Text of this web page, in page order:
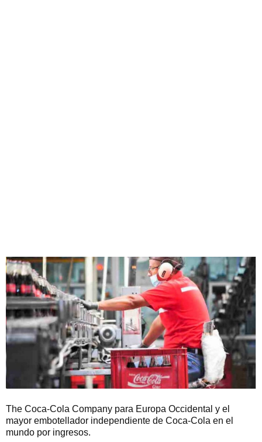
The Coca-Cola Company para Europa Occidental y el
mayor embotellador independiente de Coca-Cola en el
mundo por ingresos.